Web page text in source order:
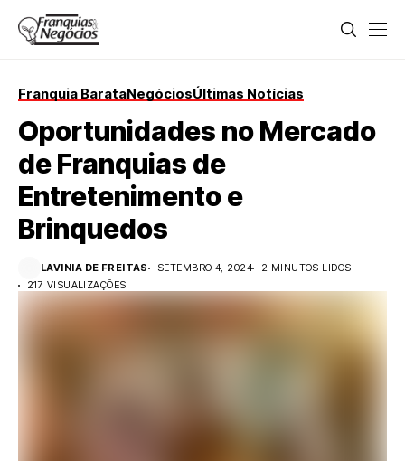
Franquia BarataNegóciosÚltimas Notícias
Oportunidades no Mercado
de Franquias de
Entretenimento e
Brinquedos
LAVINIA DE FREITAS SETEMBRO 4, 2024
2 MINUTOS LIDOS
217 VISUALIZAÇÕES